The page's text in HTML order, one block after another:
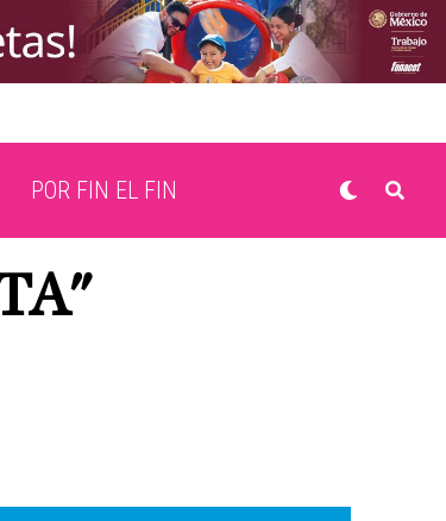
POR FIN EL FIN